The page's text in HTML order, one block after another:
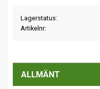
Lagerstatus
Artikelnr
ALLMÄNT